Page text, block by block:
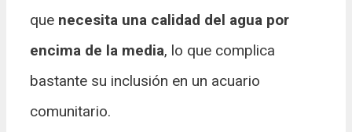
que necesita una calidad del agua por
encima de la media, lo que complica
bastante su inclusión en un acuario
comunitario.